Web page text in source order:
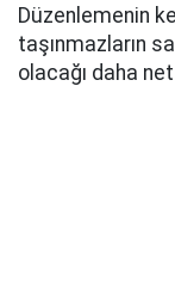
Düzenlemenin
taşınmazların
olacağı daha